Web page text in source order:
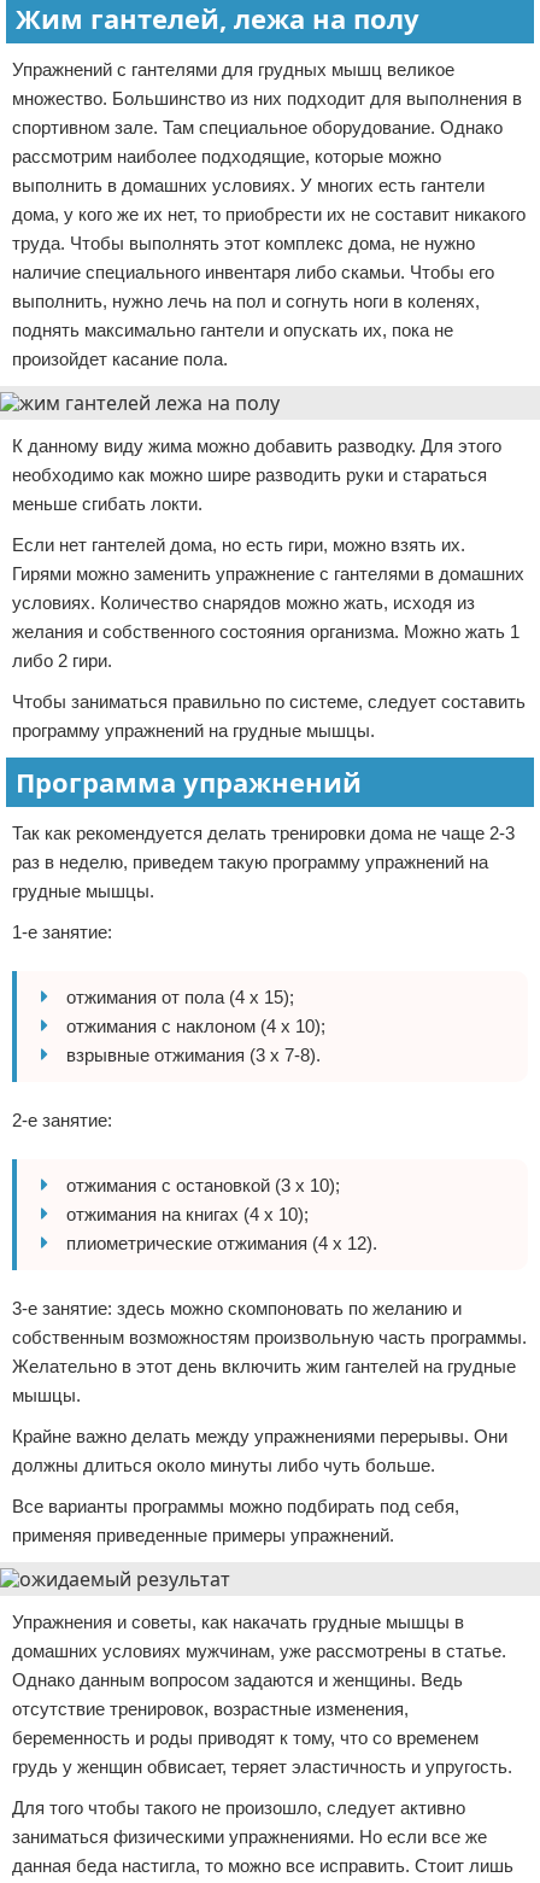
Жим гантелей, лежа на полу
Упражнений с гантелями для грудных мышц великое
множество. Большинство из них подходит для выполнения в
спортивном зале. Там специальное оборудование. Однако
рассмотрим наиболее подходящие, которые можно
выполнить в домашних условиях. У многих есть гантели
дома, у кого же их нет, то приобрести их не составит никакого
труда. Чтобы выполнять этот комплекс дома, не нужно
наличие специального инвентаря либо скамьи. Чтобы его
выполнить, нужно лечь на пол и согнуть ноги в коленях,
поднять максимально гантели и опускать их, пока не
произойдет касание пола.
К данному виду жима можно добавить разводку. Для этого
необходимо как можно шире разводить руки и стараться
меньше сгибать локти.
Если нет гантелей дома, но есть гири, можно взять их.
Гирями можно заменить упражнение с гантелями в домашних
условиях. Количество снарядов можно жать, исходя из
желания и собственного состояния организма. Можно жать 1
либо 2 гири.
Чтобы заниматься правильно по системе, следует составить
программу упражнений на грудные мышцы.
Программа упражнений
Так как рекомендуется делать тренировки дома не чаще 2-3
раз в неделю, приведем такую программу упражнений на
грудные мышцы.
1-е занятие:
отжимания от пола (4 х 15);
отжимания с наклоном (4 х 10);
взрывные отжимания (3 х 7-8).
2-е занятие:
отжимания с остановкой (3 х 10);
отжимания на книгах (4 х 10);
плиометрические отжимания (4 х 12).
3-е занятие: здесь можно скомпоновать по желанию и
собственным возможностям произвольную часть программы.
Желательно в этот день включить жим гантелей на грудные
мышцы.
Крайне важно делать между упражнениями перерывы. Они
должны длиться около минуты либо чуть больше.
Все варианты программы можно подбирать под себя,
применяя приведенные примеры упражнений.
Упражнения и советы, как накачать грудные мышцы в
домашних условиях мужчинам, уже рассмотрены в статье.
Однако данным вопросом задаются и женщины. Ведь
отсутствие тренировок, возрастные изменения,
беременность и роды приводят к тому, что со временем
грудь у женщин обвисает, теряет эластичность и упругость.
Для того чтобы такого не произошло, следует активно
заниматься физическими упражнениями. Но если все же
данная беда настигла, то можно все исправить. Стоит лишь